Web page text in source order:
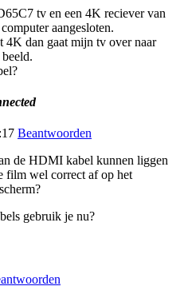
tv en een 4K reciever van
aangesloten.
4K dan gaat mijn tv over naar
Beantwoorden
de HDMI kabel kunnen liggen
film wel correct af op het
gebruik je nu?